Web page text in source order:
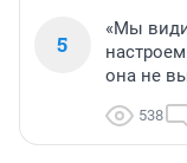
5
«Мы
она не
538